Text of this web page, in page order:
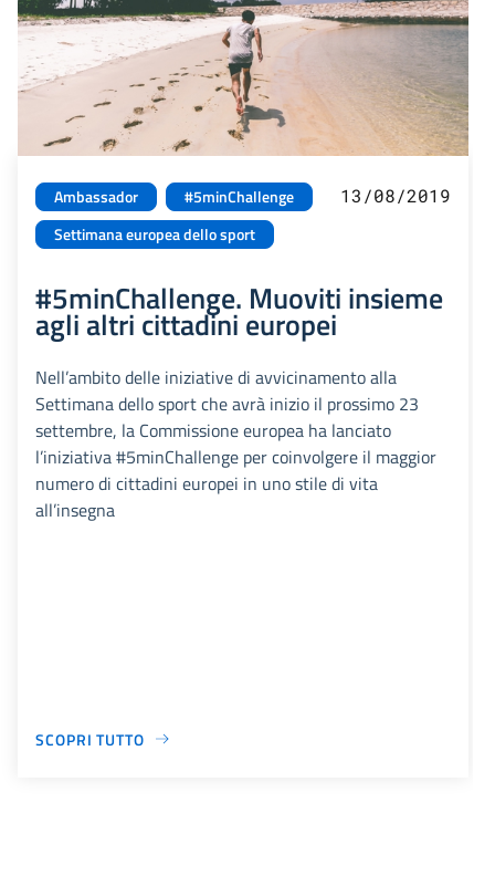
Ambassador
#5minChallenge
Settimana europea dello sport
13/08/2019
#5minChallenge. Muoviti insieme
agli altri cittadini europei
Nell’ambito delle iniziative di avvicinamento alla
Settimana dello sport che avrà inizio il prossimo 23
settembre, la Commissione europea ha lanciato
l’iniziativa #5minChallenge per coinvolgere il maggior
numero di cittadini europei in uno stile di vita
all’insegna
SCOPRI TUTTO